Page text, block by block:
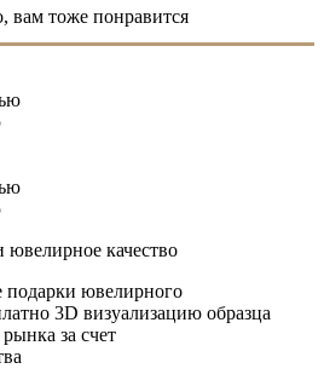
вам тоже понравится
ювелирное качество
подарки ювелирного
3D визуализацию образца
за счет